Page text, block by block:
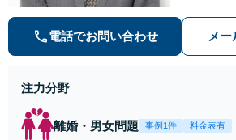
の種類を問
早期対応で
電話でお問い合わせ メ
注力分野
離婚・男女問題 事例1件 料金表有